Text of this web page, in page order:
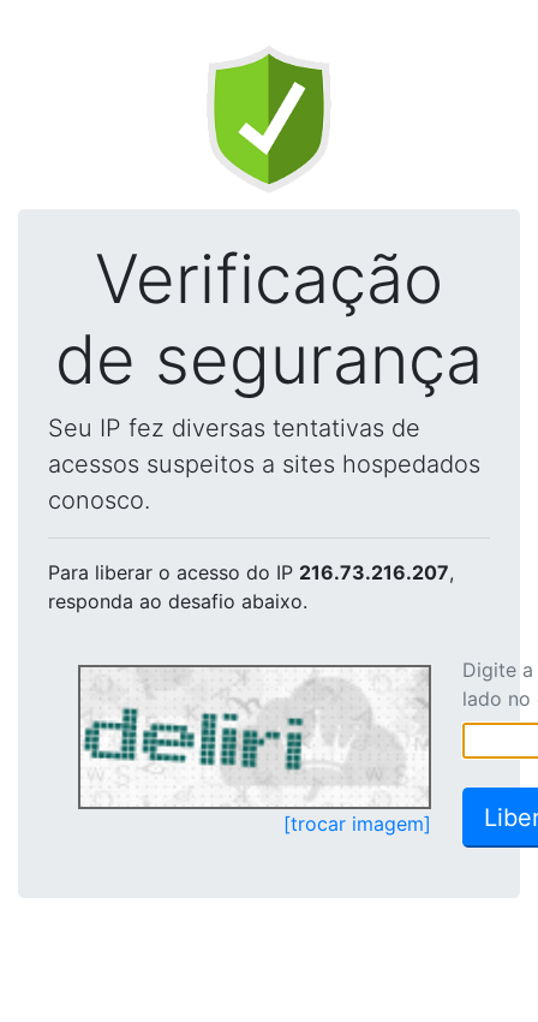
Verificação
de segurança
Seu IP fez diversas tentativas de
acessos suspeitos a sites hospedados
conosco.
Para liberar o acesso do IP 216.73.216.207,
responda ao desafio abaixo.
[trocar imagem]
Digite
lado no